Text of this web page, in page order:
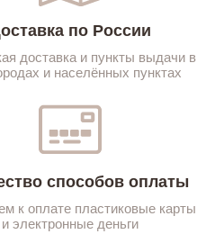
по России
доставка и пункты выдачи в
и населённых пунктах
способов оплаты
к оплате пластиковые карты
и электронные деньги